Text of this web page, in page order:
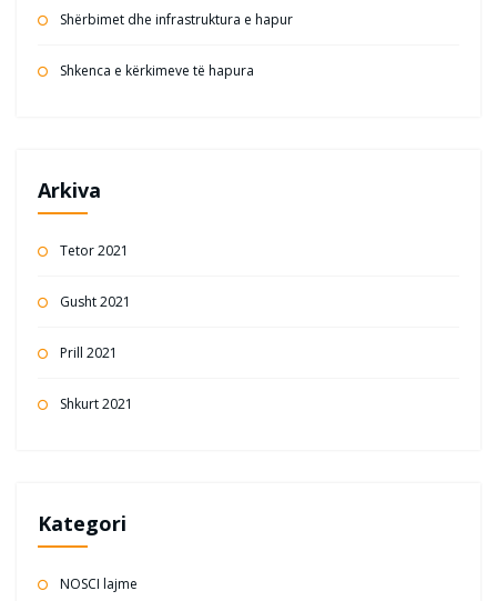
Shërbimet dhe infrastruktura e hapur
Shkenca e kërkimeve të hapura
Arkiva
Tetor 2021
Gusht 2021
Prill 2021
Shkurt 2021
Kategori
NOSCI lajme